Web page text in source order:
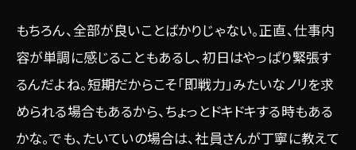
もちろん、全部が良いことばかりじゃない。正直、仕事内
容が単調に感じることもあるし、初日はやっぱり緊張す
るんだよね。短期だからこそ「即戦力」みたいなノリを求
められる場合もあるから、ちょっとドキドキする時もある
かな。でも、たいていの場合は、社員さんが丁寧に教えて